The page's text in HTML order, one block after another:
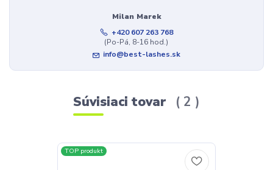
Milan Marek
+420 607 263 768
(Po-Pá, 8-16 hod.)
info@best-lashes.sk
Súvisiaci tovar 2
TOP produkt